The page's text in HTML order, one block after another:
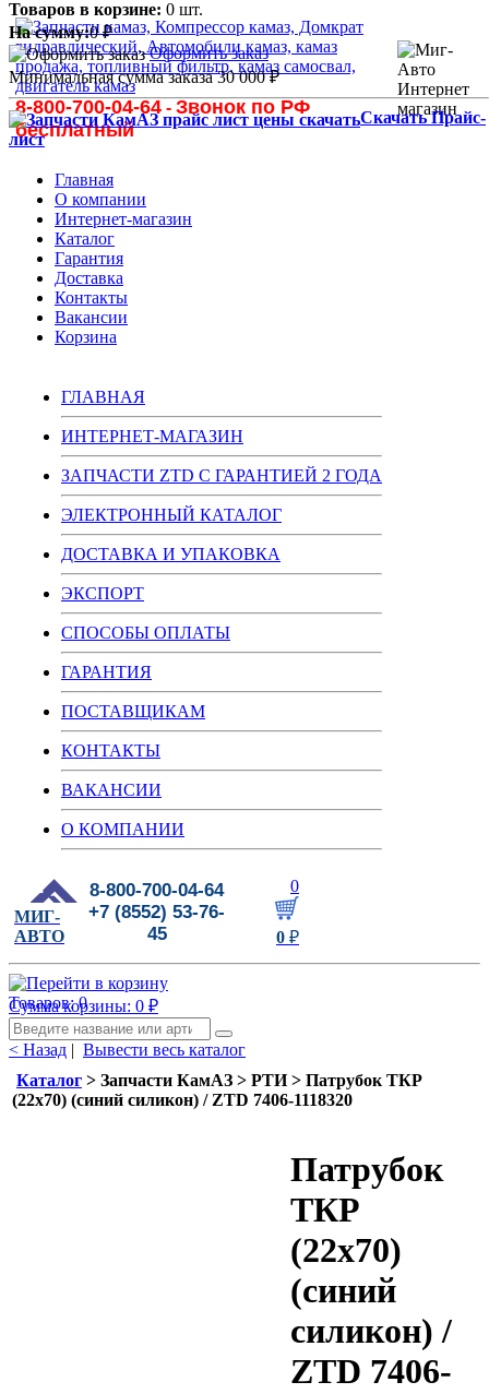
8-800-700-04-64 - Звонок по РФ
бесплатный
Главная
О компании
Интернет-магазин
Каталог
Гарантия
Доставка
Контакты
Вакансии
Корзина
ГЛАВНАЯ
ИНТЕРНЕТ-МАГАЗИН
ЗАПЧАСТИ ZTD С ГАРАНТИЕЙ 2 ГОДА
ЭЛЕКТРОННЫЙ КАТАЛОГ
ДОСТАВКА И УПАКОВКА
ЭКСПОРТ
СПОСОБЫ ОПЛАТЫ
ГАРАНТИЯ
ПОСТАВЩИКАМ
КОНТАКТЫ
ВАКАНСИИ
О КОМПАНИИ
МИГ-
АВТО
8-800-700-04-64
+7 (8552) 53-76-
45
0
0 ₽
Товаров в корзине: 0 шт.
На сумму:0 ₽
Оформить заказ
Минимальная сумма заказа 30 000₽
Скачать Прайс-
лист
Товаров: 0
Сумма корзины: 0 ₽
< Назад | Вывести весь каталог
Каталог > Запчасти КамАЗ > РТИ > Патрубок ТКР
(22х70) (синий силикон) / ZTD 7406-1118320
Патрубок
ТКР
(22х70)
(синий
силикон) /
ZTD 7406-